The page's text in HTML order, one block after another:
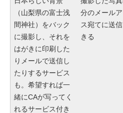
（山梨県の富士浅
間神社）をバック
に撮影し、それを
はがきに印刷した
りメールで送信し
たりするサービス
も。希望すれば一
緒にCAが写ってく
れるサービス付き
分のメール
ス宛てに送
きる